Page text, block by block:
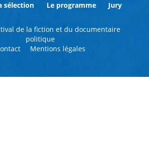
sélection Le programme Jury
de la fiction et du documentaire
politique
Mentions légales